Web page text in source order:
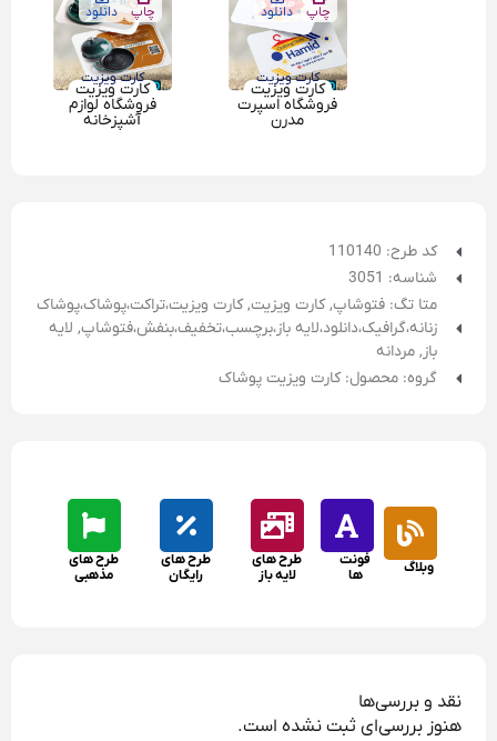
چاپ دانلود
کارت ویزیت
کارت ویزیت
فروشگاه اسپرت
مدرن
چاپ دانلود
کارت ویزیت
کارت ویزیت
فروشگاه لوازم
آشپزخانه
کد طرح: 110140
شناسه: 3051
متا تگ:فتوشاپ,کارت ویزیت,کارت ویزیت،تراکت،پوشاک،پوشاک
زنانه،گرافیک،دانلود،لایه باز،برچسب،تخفیف،بنفش،فتوشاپ, لایه
باز,مردانه
گروه: محصول: کارت ویزیت پوشاک
وبلاگ
فونت
ها
طرح های
لایه باز
طرح های
رایگان
طرح های
مذهبی
نقد و بررسی‌ها
هنوز بررسی‌ای ثبت نشده است.